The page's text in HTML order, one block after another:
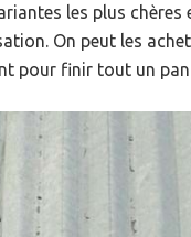
les plus
On peut les
pour finir tout un